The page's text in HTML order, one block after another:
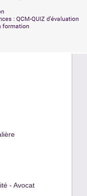
- Avocat